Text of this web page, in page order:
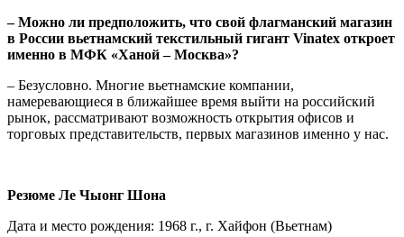
– Можно ли предположить, что свой флагманский магазин
в России вьетнамский текстильный гигант Vinatex откроет
именно в МФК «Ханой – Москва»?
– Безусловно. Многие вьетнамские компании,
намеревающиеся в ближайшее время выйти на российский
рынок, рассматривают возможность открытия офисов и
торговых представительств, первых магазинов именно у нас.
Резюме Ле Чыонг Шона
Дата и место рождения: 1968 г., г. Хайфон (Вьетнам)